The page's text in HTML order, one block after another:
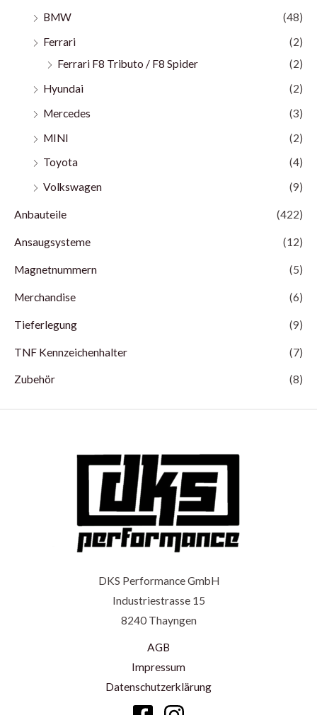
BMW
(48)
Ferrari
(2)
Ferrari F8 Tributo / F8 Spider
(2)
Hyundai
(2)
Mercedes
(3)
MINI
(2)
Toyota
(4)
Volkswagen
(9)
Anbauteile (422)
Ansaugsysteme (12)
Magnetnummern (5)
Merchandise (6)
Tieferlegung (9)
TNF Kennzeichenhalter (7)
Zubehör (8)
DKS Performance GmbH
Industriestrasse 15
8240 Thayngen
AGB
Impressum
Datenschutzerklärung